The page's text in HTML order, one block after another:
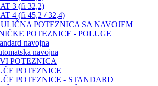
3 (fi 32,2)
4 (fi 45,2 / 32,4)
POTEZNICA SA NAVOJEM
POTEZNICE - POLUGE
navojna
navojna
POTEZNICA
POTEZNICE
POTEZNICE - STANDARD